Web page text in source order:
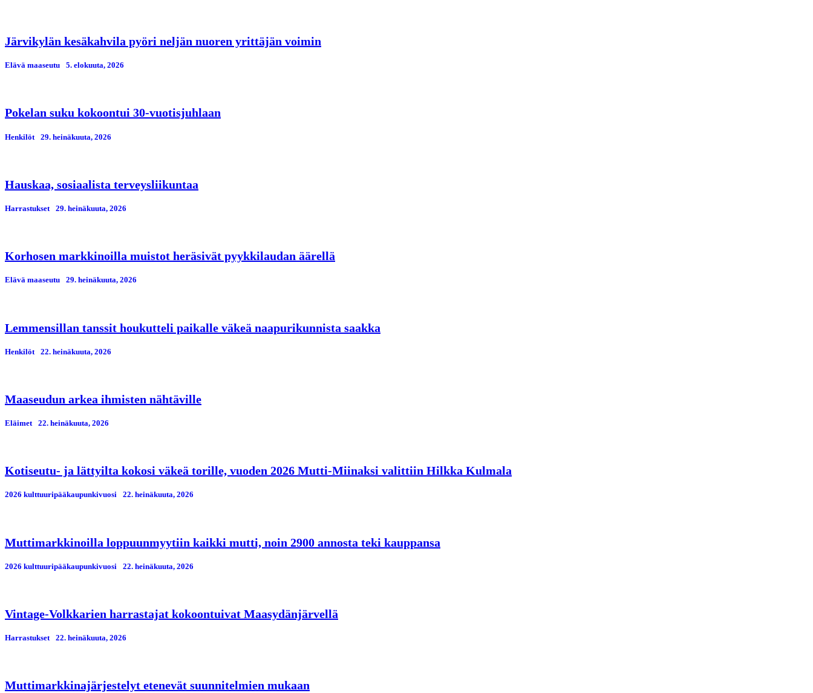
Järvikylän kesäkahvila pyöri neljän nuoren yrittäjän voimin
Elävä maaseutu 5. elokuuta, 2026
Pokelan suku kokoontui 30-vuotisjuhlaan
Henkilöt 29. heinäkuuta, 2026
Hauskaa, sosiaalista terveysliikuntaa
Harrastukset 29. heinäkuuta, 2026
Korhosen markkinoilla muistot heräsivät pyykkilaudan äärellä
Elävä maaseutu 29. heinäkuuta, 2026
Lemmensillan tanssit houkutteli paikalle väkeä naapurikunnista saakka
Henkilöt 22. heinäkuuta, 2026
Maaseudun arkea ihmisten nähtäville
Eläimet 22. heinäkuuta, 2026
Kotiseutu- ja lättyilta kokosi väkeä torille, vuoden 2026 Mutti-Miinaksi valittiin Hilkka Kulmala
2026 kulttuuripääkaupunkivuosi 22. heinäkuuta, 2026
Muttimarkkinoilla loppuunmyytiin kaikki mutti, noin 2900 annosta teki kauppansa
2026 kulttuuripääkaupunkivuosi 22. heinäkuuta, 2026
Vintage-Volkkarien harrastajat kokoontuivat Maasydänjärvellä
Harrastukset 22. heinäkuuta, 2026
Muttimarkkinajärjestelyt etenevät suunnitelmien mukaan